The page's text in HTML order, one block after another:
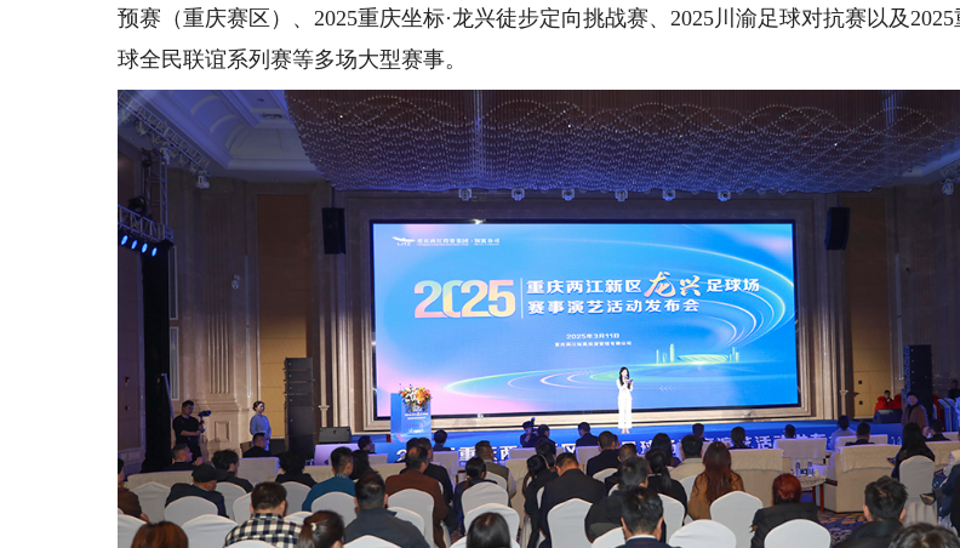
预赛（重庆赛区）、2025重庆坐标·龙兴徒步定向挑战赛、2025川渝足球对抗赛以及
球全民联谊系列赛等多场大型赛事。